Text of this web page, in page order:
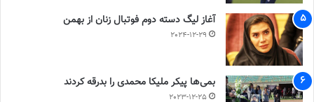
آغاز لیگ دسته دوم فوتبال زنان از بهمن
2024-12-29
بمی‌ها پیکر ملیکا محمدی را بدرقه کردند
2023-12-25